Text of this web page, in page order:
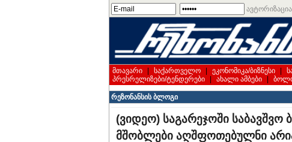
ავტორიზაცია
მთავარი საქართველო ეკონომიკა/ბიზნესი
პრესრელიზები/ტენდერები
ახალი ამბები
რეზონანსის ბლოგი
(ვიდეო) საგარეჯოში საბავშვო
მშობლები აღშფოთებულნი